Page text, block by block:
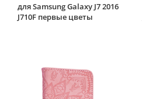
для Samsung Galaxy J7 2016
J710F первые цветы